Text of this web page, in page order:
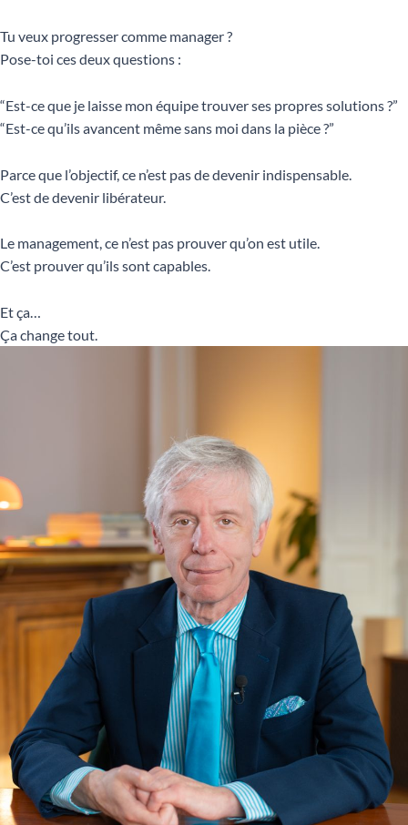
Tu veux progresser comme manager ?
Pose-toi ces deux questions :
“Est-ce que je laisse mon équipe trouver ses propres solutions ?”
“Est-ce qu’ils avancent même sans moi dans la pièce ?”
Parce que l’objectif, ce n’est pas de devenir indispensable.
C’est de devenir libérateur.
Le management, ce n’est pas prouver qu’on est utile.
C’est prouver qu’ils sont capables.
Et ça…
Ça change tout.